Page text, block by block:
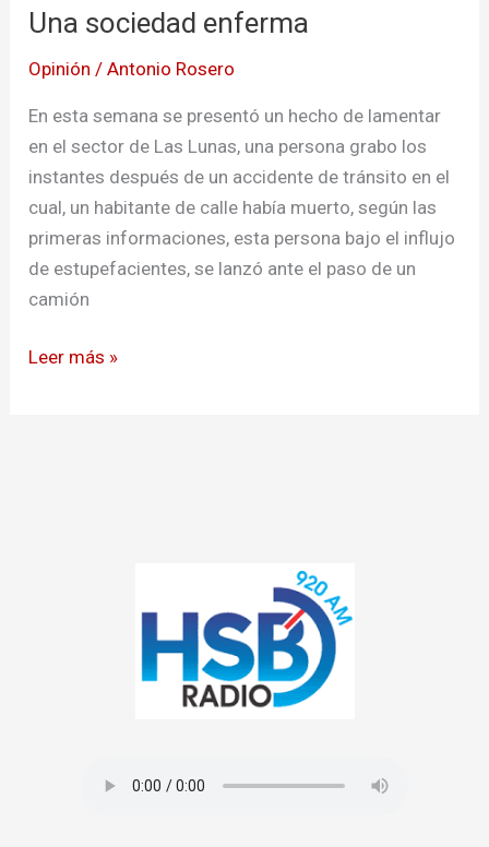
Una sociedad enferma
Opinión /Antonio Rosero
En esta semana se presentó un hecho de lamentar
en el sector de Las Lunas, una persona grabo los
instantes después de un accidente de tránsito en el
cual, un habitante de calle había muerto, según las
primeras informaciones, esta persona bajo el influjo
de estupefacientes, se lanzó ante el paso de un
camión
enferma
Leer más »